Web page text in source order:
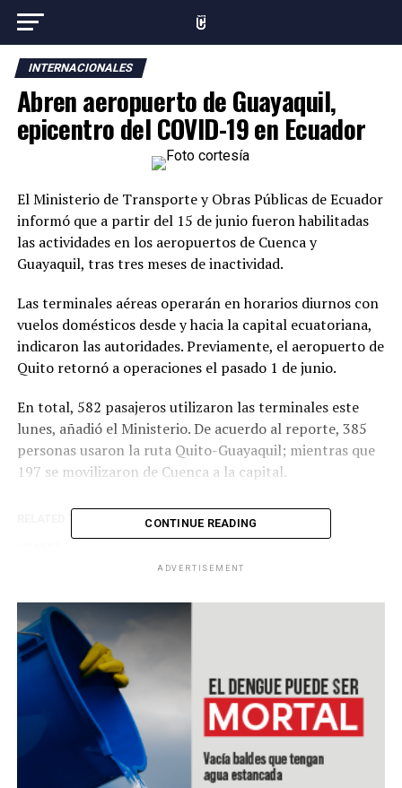
INTERNACIONALES
Abren aeropuerto de Guayaquil,
epicentro del COVID-19 en Ecuador
El Ministerio de Transporte y Obras Públicas de Ecuador
informó que a partir del 15 de junio fueron habilitadas
las actividades en los aeropuertos de Cuenca y
Guayaquil, tras tres meses de inactividad.
Las terminales aéreas operarán en horarios diurnos con
vuelos domésticos desde y hacia la capital ecuatoriana,
indicaron las autoridades. Previamente, el aeropuerto de
Quito retornó a operaciones el pasado 1 de junio.
En total, 582 pasajeros utilizaron las terminales este
lunes, añadió el Ministerio. De acuerdo al reporte, 385
personas usaron la ruta Quito-Guayaquil; mientras que
197 se movilizaron de Cuenca a la capital.
Estados Unidos y China sostendrán encuentro de alto
DON'T MISS
Beijing retoma estrictas medidas de confinamiento por
rebrote de COVID-19
CONTINUE READING
ADVERTISEMENT